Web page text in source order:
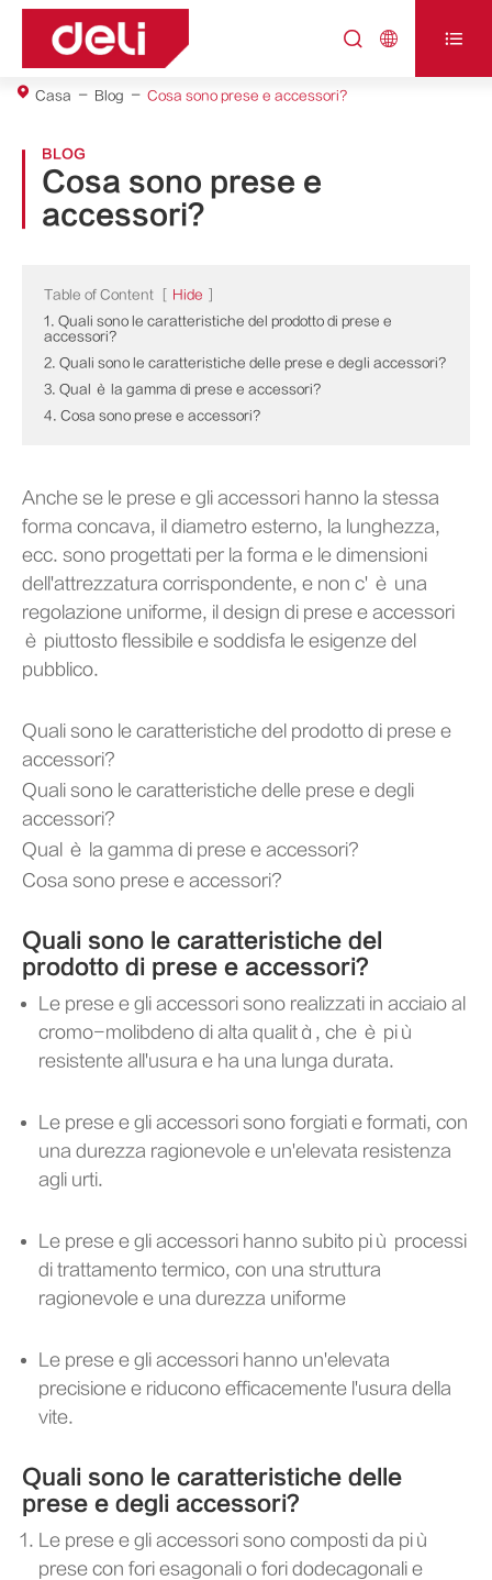
  
Casa Blog Cosa sono prese e accessori?
BLOG
Cosa sono prese e
accessori?
Table of Content Hide
1. Quali sono le caratteristiche del prodotto di prese e
accessori?
2. Quali sono le caratteristiche delle prese e degli accessori?
3. Qual è la gamma di prese e accessori?
4. Cosa sono prese e accessori?
Anche se le prese e gli accessori hanno la stessa
forma concava, il diametro esterno, la lunghezza,
ecc. sono progettati per la forma e le dimensioni
dell'attrezzatura corrispondente, e non c' è una
regolazione uniforme, il design di prese e accessori
è piuttosto flessibile e soddisfa le esigenze del
pubblico.
Quali sono le caratteristiche del prodotto di prese e
accessori?
Quali sono le caratteristiche delle prese e degli
accessori?
Qual è la gamma di prese e accessori?
Cosa sono prese e accessori?
Quali sono le caratteristiche del
prodotto di prese e accessori?
Le prese e gli accessori sono realizzati in acciaio al
cromo-molibdeno di alta qualità, che è più
resistente all'usura e ha una lunga durata.
Le prese e gli accessori sono forgiati e formati, con
una durezza ragionevole e un'elevata resistenza
agli urti.
Le prese e gli accessori hanno subito più processi
di trattamento termico, con una struttura
ragionevole e una durezza uniforme
Le prese e gli accessori hanno un'elevata
precisione e riducono efficacemente l'usura della
vite.
Quali sono le caratteristiche delle
prese e degli accessori?
Le prese e gli accessori sono composti da più
prese con fori esagonali o fori dodecagonali e